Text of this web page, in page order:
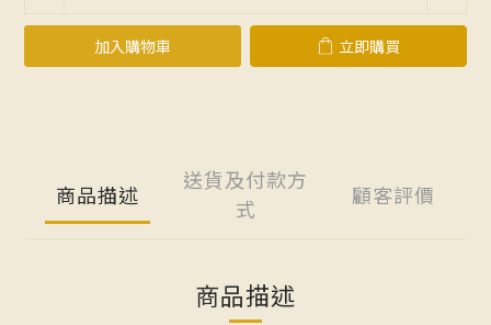
加入購物車 立即購買
商品描述
送貨及付款方
式
顧客評價
商品描述